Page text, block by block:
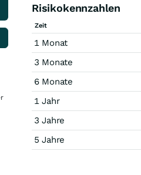
Risikokennzahlen
Zeit
1 Monat
3 Monate
6 Monate
1 Jahr
3 Jahre
5 Jahre